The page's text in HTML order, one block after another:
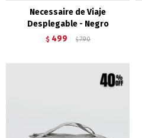
Necessaire de Viaje
Desplegable - Negro
$ 499 $ 790